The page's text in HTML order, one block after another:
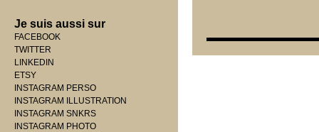
Je suis aussi sur
FACEBOOK
TWITTER
LINKEDIN
ETSY
INSTAGRAM PERSO
INSTAGRAM ILLUSTRATION
INSTAGRAM SNKRS
INSTAGRAM PHOTO